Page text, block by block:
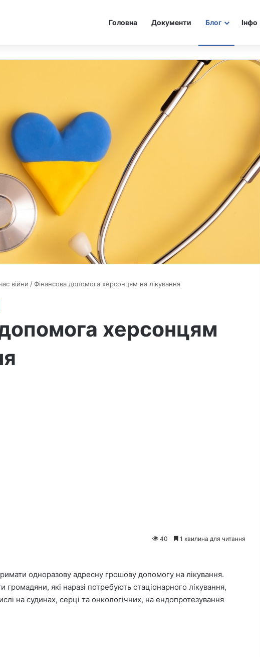
Головна Документи Блог Інфо
війни /Фінансова допомога херсонцям на лікування
херсонцям
40 1 хвилина для читання
одноразову адресну грошову допомогу на лікування.
які наразі потребують стаціонарного лікування,
на судинах, серці та онкологічних, на ендопротезування